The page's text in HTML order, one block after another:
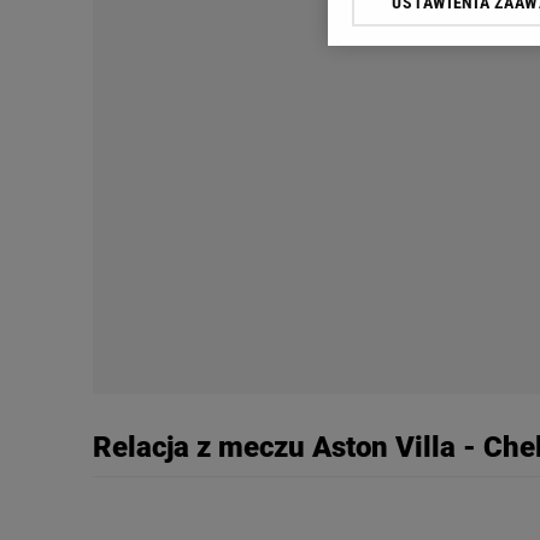
Relacja z meczu Aston Villa -
Klikając „Akceptuję”